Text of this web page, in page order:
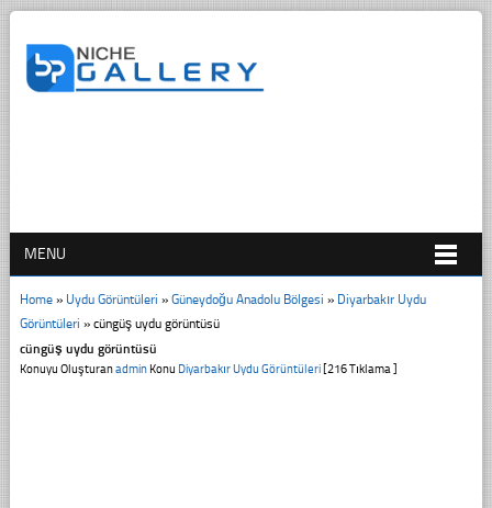
MENU
Home» Uydu Görüntüleri » Güneydoğu Anadolu Bölgesi » Diyarbakır Uydu
Görüntüleri » cüngüş uydu görüntüsü
cüngüş uydu görüntüsü
Konuyu OluşturanadminKonu Diyarbakır Uydu Görüntüleri[216 Tıklama ]